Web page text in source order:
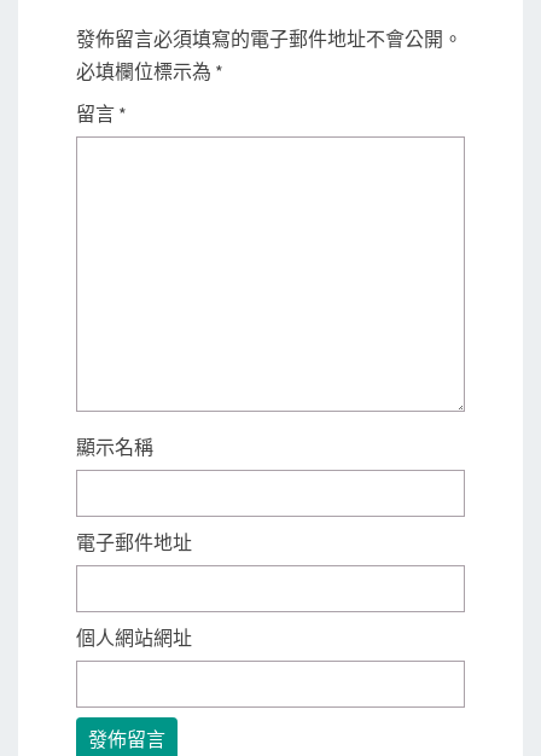
發佈留言必須填寫的電子郵件地址不會公開。
必填欄位標示為 *
留言 *
顯示名稱
電子郵件地址
個人網站網址